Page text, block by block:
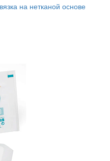
на нетканой основе